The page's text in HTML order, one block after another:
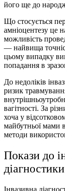
його ще до
Що стосується
амніоцентезу це
можливість
— найвища
цьому випадку
попадання в
До недоліків
ризик
вагітності. За
хоча у
майбутньої мами
методи
Покази до
діагностики
Інвазивна